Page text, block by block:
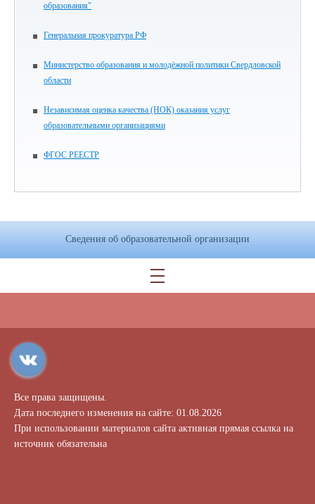
образования"
Генеральная прокуратура РФ
Министерство образования и молодёжной политики Свердловской
области
Независимая оценка качества (НОК) оказания услуг
образовательными организациями
ФГОС РЕЕСТР
Сведения об образовательной организации
Все права защищены.
Дата последнего изменения на сайте: 01.08.2026
При использовании материалов сайта активная прямая ссылка на
источник обязательна